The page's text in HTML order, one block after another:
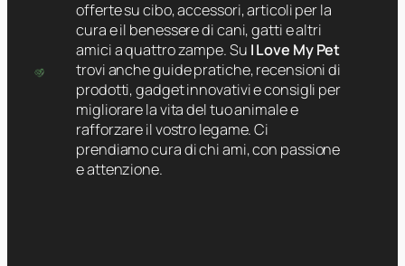
offerte su cibo, accessori, articoli per la
cura e il benessere di cani, gatti e altri
amici a quattro zampe. Su I Love My Pet
trovi anche guide pratiche, recensioni di
prodotti, gadget innovativi e consigli per
migliorare la vita del tuo animale e
rafforzare il vostro legame. Ci
prendiamo cura di chi ami, con passione
e attenzione.